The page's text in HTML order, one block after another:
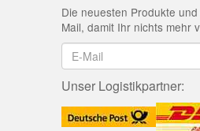
Die neuesten Produkte
Mail, damit Ihr nichts mehr
Newsletter
Unser Logistikpartner: